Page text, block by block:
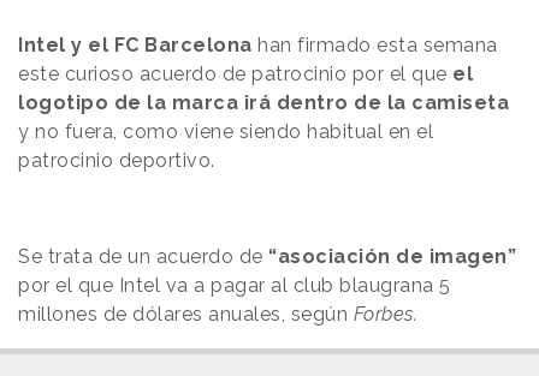
Intel y el FC Barcelona han firmado esta semana
este curioso acuerdo de patrocinio por el que el
logotipo de la marca irá dentro de la camiseta
y no fuera, como viene siendo habitual en el
patrocinio deportivo.
Se trata de un acuerdo de “asociación de imagen”
por el que Intel va a pagar al club blaugrana 5
millones de dólares anuales, según Forbes.